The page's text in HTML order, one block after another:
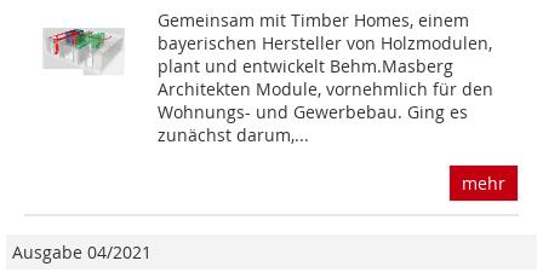
Gemeinsam mit Timber Homes, einem
bayerischen Hersteller von Holzmodulen,
plant und entwickelt Behm.Masberg
Architekten Module, vornehmlich für den
Wohnungs- und Gewerbebau. Ging es
zunächst darum,...
mehr
Ausgabe 04/2021